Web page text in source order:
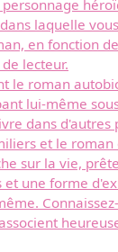
laquelle
en fonction
lecteur.
le roman
lui-même
dans d'autres
et le roman
sur la vie,
et une forme